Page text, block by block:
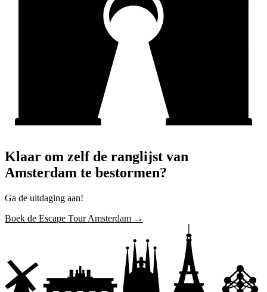
Klaar om zelf de ranglijst van
Amsterdam te bestormen?
Ga de uitdaging aan!
Boek de Escape Tour Amsterdam →